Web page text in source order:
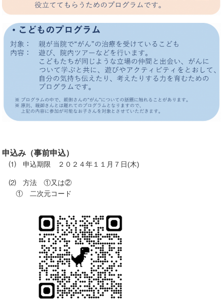
申込み（事前申込）
⑴ 申込期限 ２０２４年１１月７日(木)
⑵ 方法 ①又は②
① 二次元コード